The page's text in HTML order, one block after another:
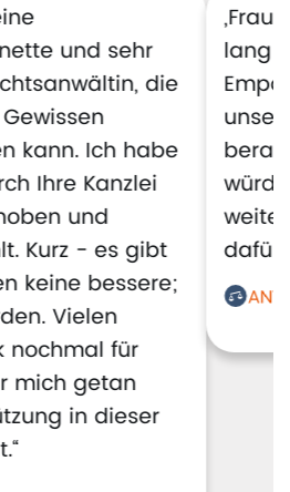
und sehr
die
kann. Ich habe
Ihre Kanzlei
und
Kurz - es gibt
keine bessere;
Vielen
nochmal für
mich getan
in dieser
lang